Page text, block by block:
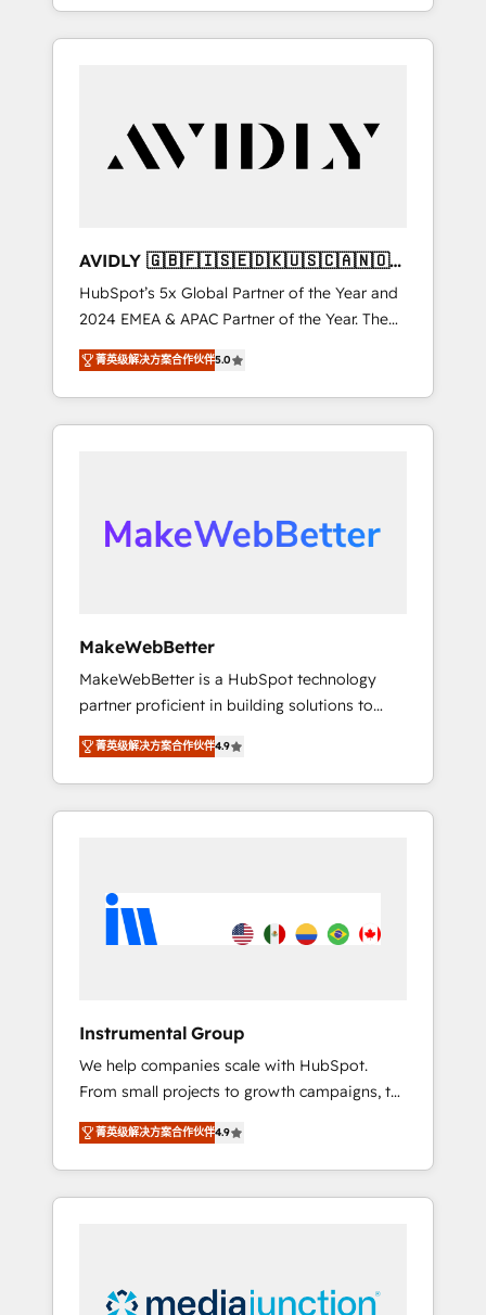
specialize in both strategic RevOps planning
and hands-on technical execution - building
Services - Managed IT (MSP) - Franchises -
Professional Services - And more! How we
Custom integrations and workflow
automation ✔️ User adoption programs,
training, and enablement Through project-
based engagements and ongoing RevOps
partnerships, we guide organizations through
the revenue maturity model - delivering the
right improvements at the right time so
AVIDLY 🇬🇧🇫🇮🇸🇪🇩🇰🇺🇸🇨🇦🇳🇴
🇩🇪🇦🇺🇳🇿
HubSpot’s 5x Global Partner of the Year and
2024 EMEA & APAC Partner of the Year. The
world’s most experienced and fully
accredited HubSpot Solutions Partner. 🚀
With 2,750+ HubSpot projects delivered and
370+ specialists across EMEA, APAC and NAM,
automation, we turn complexity into clarity,
human at global scale. 🏆 HubSpot’s CEO
菁英级解决方案合作伙伴5.0
MakeWebBetter
MakeWebBetter is a HubSpot technology
partner proficient in building solutions to
maximize the operational efficiency of
HubSpot. The fastest-growing tech-enabler &
facilitator, MakeWebBetter, hands you the
blend of HubSpot expertise & eminent
HubSpot experience 🤝HubSpot Premier
Integration partner 🤝Google Premier Partner
Harnessing the full potential of the powerful
HubSpot CRM. ✔️A team of HubSpot experts
backed by over 10+ years of HubSpot
experience ✔️Flexible pricing models —
Hourly-fee (assigned one Dedicated
HubSpot Admin); Monthly-fee (HubSpot
Admin + Project Manager); and Fixed Project
bundle services. Connect with us today!
菁英级解决方案合作伙伴4.9
Instrumental Group
We help companies scale with HubSpot.
From small projects to growth campaigns, to
CRM and websites. Hire an agency that's
experienced in every inch of HubSpot and
willing to work hand-in-hand with your team
to simplify the complex and build a better
菁英级解决方案合作伙伴4.9